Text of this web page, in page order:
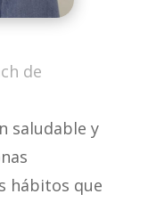
de
saludable y
hábitos que